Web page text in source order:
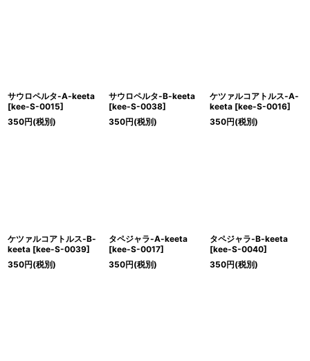
サウロペルタ-A-keeta
[kee-S-0015]
350円(税別)
サウロペルタ-B-keeta
[kee-S-0038]
350円(税別)
ケツァルコアトルス-A-
keeta [kee-S-0016]
350円(税別)
ケツァルコアトルス-B-
keeta [kee-S-0039]
350円(税別)
タペジャラ-A-keeta
[kee-S-0017]
350円(税別)
タペジャラ-B-keeta
[kee-S-0040]
350円(税別)